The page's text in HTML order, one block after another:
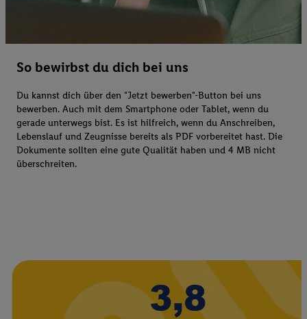
So bewirbst du dich bei uns
Du kannst dich über den "Jetzt bewerben"-Button bei uns
bewerben. Auch mit dem Smartphone oder Tablet, wenn du
gerade unterwegs bist. Es ist hilfreich, wenn du Anschreiben,
Lebenslauf und Zeugnisse bereits als PDF vorbereitet hast. Die
Dokumente sollten eine gute Qualität haben und 4 MB nicht
überschreiten.